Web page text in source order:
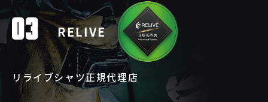
01
03 RELIVE
リライブシャツ正規代理店